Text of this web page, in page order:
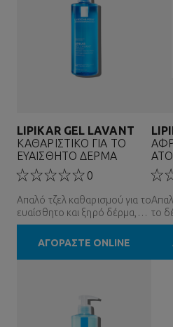
LIPIKAR GEL LAVANT
ΚΑΘΑΡΙΣΤΙΚΟ ΓΙΑ ΤΟ
ΕΥΑΙΣΘΗΤΟ ΔΕΡΜΑ
0
Απαλό τζελ καθαρισμού για το
ευαίσθητο και ξηρό δέρμα,
για όλη την οικογένεια
ΑΓΟΡΑΣΤΕ ONLINE
το